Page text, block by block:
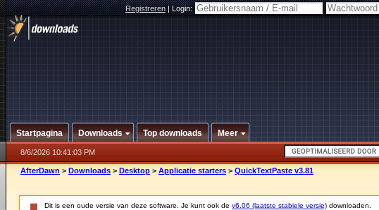
Registreren|Login:
Startpagina Downloads Top downloads Meer
8/6/2026 10:41:03 PM
AfterDawn > Downloads > Desktop > Applicatie starters > QuickTextPaste v3.81
Dit is een oude versie van deze software. Je kunt ook de v6.06 (laatste stabiele versie) downloaden.